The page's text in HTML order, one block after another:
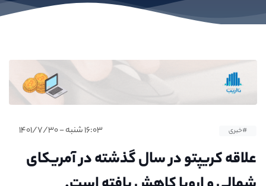
#خبری ۱۶:۰۳ شنبه - ۱۴۰۱/۷/۳۰
علاقه کریپتو در سال گذشته در آمریکای